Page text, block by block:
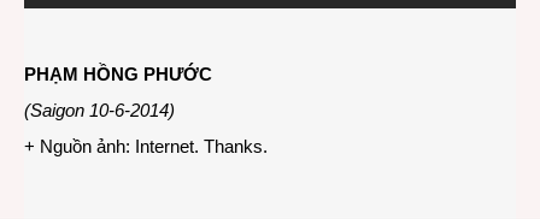
PHẠM HỒNG PHƯỚC
(Saigon 10-6-2014)
+ Nguồn ảnh: Internet. Thanks.